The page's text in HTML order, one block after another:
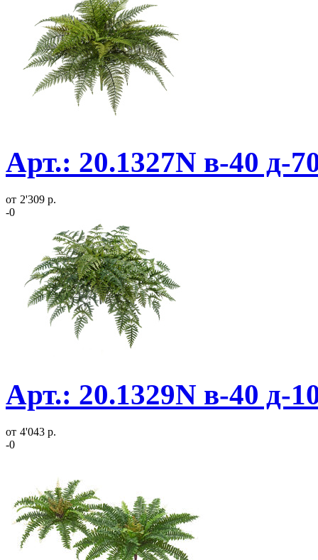
Арт.: 20.1327N в-40 д-
от 2'309 р.
-0
Арт.: 20.1329N в-40 д-
от 4'043 р.
-0